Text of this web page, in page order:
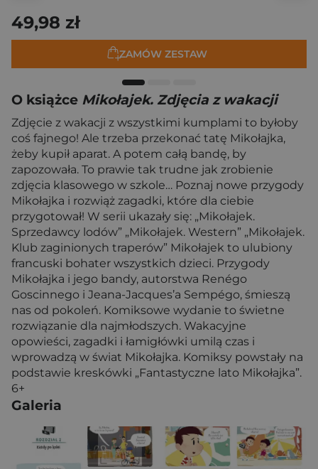
49,98 zł
ZAMÓW ZESTAW
O książce Mikołajek. Zdjęcia z wakacji
Zdjęcie z wakacji z wszystkimi kumplami to byłoby
coś fajnego! Ale trzeba przekonać tatę Mikołajka,
żeby kupił aparat. A potem całą bandę, by
zapozowała. To prawie tak trudne jak zrobienie
zdjęcia klasowego w szkole… Poznaj nowe przygody
Mikołajka i rozwiąż zagadki, które dla ciebie
przygotował! W serii ukazały się: „Mikołajek.
Sprzedawcy lodów” „Mikołajek. Western” „Mikołajek.
Klub zaginionych traperów” Mikołajek to ulubiony
francuski bohater wszystkich dzieci. Przygody
Mikołajka i jego bandy, autorstwa Renégo
Goscinnego i Jeana-Jacques’a Sempégo, śmieszą
nas od pokoleń. Komiksowe wydanie to świetne
rozwiązanie dla najmłodszych. Wakacyjne
opowieści, zagadki i łamigłówki umilą czas i
wprowadzą w świat Mikołajka. Komiksy powstały na
podstawie kreskówki „Fantastyczne lato Mikołajka”.
6+
Galeria